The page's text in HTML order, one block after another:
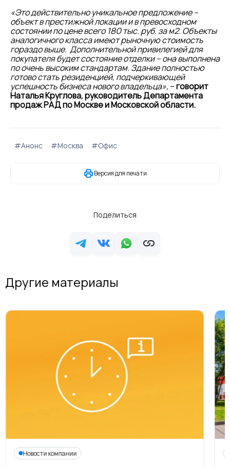
«Это действительно уникальное предложение –
объект в престижной локации и в превосходном
состоянии по цене всего 180 тыс. руб. за м2. Объекты
аналогичного класса имеют рыночную стоимость
гораздо выше. Дополнительной привилегией для
покупателя будет состояние отделки – она выполнена
по очень высоким стандартам. Здание полностью
готово стать резиденцией, подчеркивающей
успешность бизнеса нового владельца», –говорит
Наталья Круглова, руководитель Департамента
продаж РАД по Москве и Московской области.
#Анонс #Москва #Офис
Версия для печати
Поделиться
Другие материалы
Новости компании